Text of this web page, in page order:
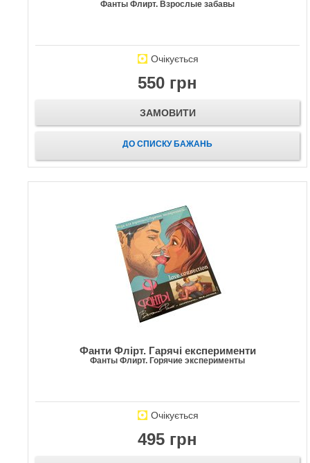
Фанты Флирт. Взрослые забавы
Очікується
550 грн
ЗАМОВИТИ
ДО СПИСКУ БАЖАНЬ
Фанти Флірт. Гарячі експерименти
Фанты Флирт. Горячие эксперименты
Очікується
495 грн